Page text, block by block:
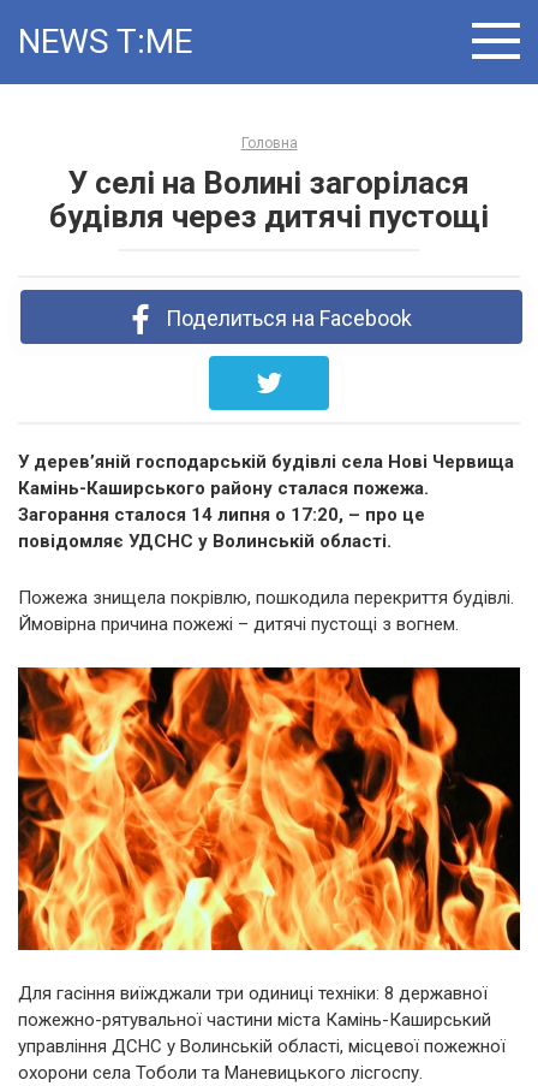
NEWS T:ME
Головна
У селі на Волині загорілася
будівля через дитячі пустощі
Поделиться на Facebook
У дерев’яній господарській будівлі села Нові Червища
Камінь-Каширського району сталася пожежа.
Загорання сталося 14 липня о 17:20, – про це
повідомляє УДСНС у Волинській області.
Пожежа знищела покрівлю, пошкодила перекриття будівлі.
Ймовірна причина пожежі – дитячі пустощі з вогнем.
Для гасіння виїжджали три одиниці техніки: 8 державної
пожежно-рятувальної частини міста Камінь-Каширський
управління ДСНС у Волинській області, місцевої пожежної
охорони села Тоболи та Маневицького лісгоспу.